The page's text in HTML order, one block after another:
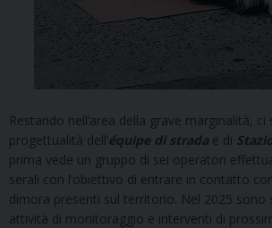
Restando nell’area della grave marginalità,
progettualità dell’équipe di strada e di
prima vede un gruppo di sei operatori
serali con l’obiettivo di entrare in contatto
dimora presenti sul territorio. Nel 2025 sono
attività di monitoraggio e interventi di